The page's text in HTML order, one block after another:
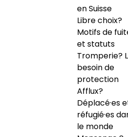
en Suisse
Libre choix?
Motifs de
et statuts
Tromperie?
besoin de
protection
Afflux?
Déplacé·es
réfugié·es
le monde